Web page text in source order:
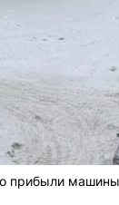
прибыли